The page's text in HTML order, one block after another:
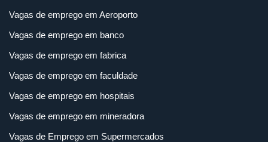
Vagas de emprego em Aeroporto
Vagas de emprego em banco
Vagas de emprego em fabrica
Vagas de emprego em faculdade
Vagas de emprego em hospitais
Vagas de emprego em mineradora
Vagas de Emprego em Supermercados